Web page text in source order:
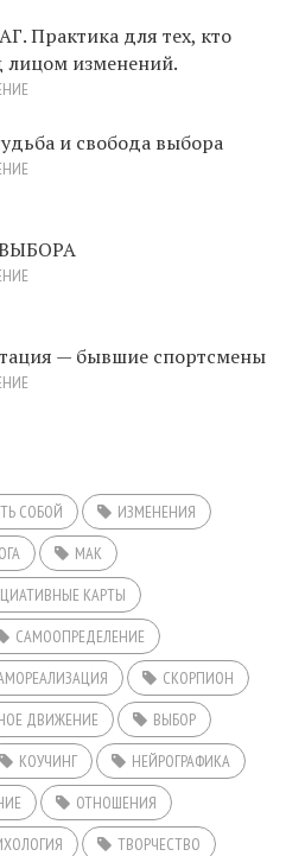
Практика для тех, кто
лицом изменений.
и свобода выбора
— бывшие спортсмены
СОБОЙ
ИЗМЕНЕНИЯ
МАК
КАРТЫ
САМООПРЕДЕЛЕНИЕ
СКОРПИОН
ДВИЖЕНИЕ
ВЫБОР
КОУЧИНГ
НЕЙРОГРАФИКА
ОТНОШЕНИЯ
ТВОРЧЕСТВО